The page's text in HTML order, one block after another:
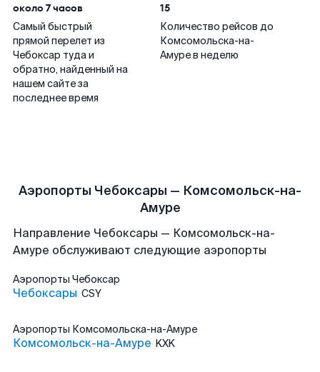
около 7 часов
Самый быстрый
прямой перелет из
Чебоксар туда и
обратно, найденный на
нашем сайте за
последнее время
15
Количество рейсов до
Комсомольска-на-
Амуре в неделю
Аэропорты Чебоксары — Комсомольск-на-
Амуре
Направление Чебоксары — Комсомольск-на-
Амуре обслуживают следующие аэропорты
Аэропорты Чебоксар
Чебоксары CSY
Аэропорты Комсомольска-на-Амуре
Комсомольск-на-Амуре KXK